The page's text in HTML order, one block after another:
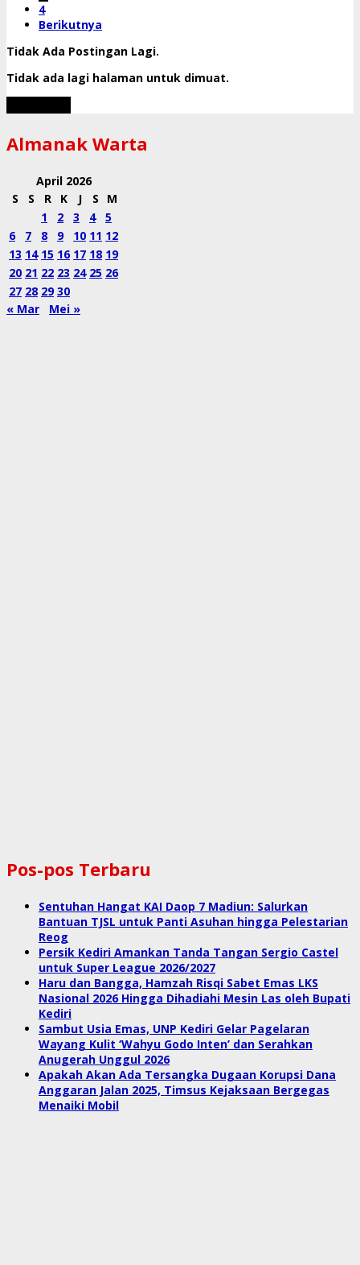
4
Berikutnya
Tidak Ada Postingan Lagi.
Tidak ada lagi halaman untuk dimuat.
Almanak Warta
April 2026
S
S R K J S
M
1
2 3 4
5
6
7 8 9 10 11 12
13 14 15 16 17 18 19
20 21 22 23 24 25 26
27 28 29 30
« Mar
Mei »
Pos-pos Terbaru
Sentuhan Hangat KAI Daop 7 Madiun: Salurkan
Bantuan TJSL untuk Panti Asuhan hingga Pelestarian
Reog
Persik Kediri Amankan Tanda Tangan Sergio Castel
untuk Super League 2026/2027
Haru dan Bangga, Hamzah Risqi Sabet Emas LKS
Nasional 2026 Hingga Dihadiahi Mesin Las oleh Bupati
Kediri
Sambut Usia Emas, UNP Kediri Gelar Pagelaran
Wayang Kulit ‘Wahyu Godo Inten’ dan Serahkan
Anugerah Unggul 2026
Apakah Akan Ada Tersangka Dugaan Korupsi Dana
Anggaran Jalan 2025, Timsus Kejaksaan Bergegas
Menaiki Mobil